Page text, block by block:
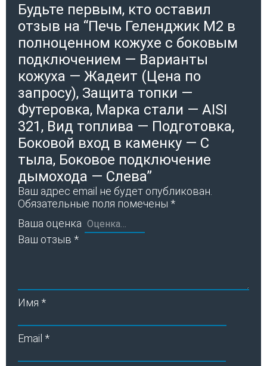
Будьте первым, кто оставил
отзыв на “Печь Геленджик М2 в
полноценном кожухе с боковым
подключением — Варианты
кожуха — Жадеит (Цена по
запросу), Защита топки —
Футеровка, Марка стали — AISI
321, Вид топлива — Подготовка,
Боковой вход в каменку — С
тыла, Боковое подключение
дымохода — Слева”
Ваш адрес email не будет опубликован.
Обязательные поля помечены *
Ваша оценка
Ваш отзыв *
Имя *
Email *